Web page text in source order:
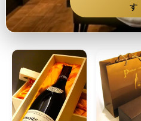
す